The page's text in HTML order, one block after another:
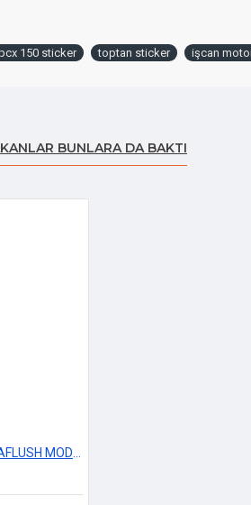
150 sticker toptan sticker işcan
BUNLARA DA BAKTI
JDM PARMAK HELLAFLUSH MODEL